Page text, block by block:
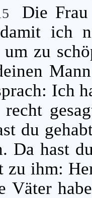
Die
damit ich
um zu
Ich
du
Da hast
zu ihm:
Väter